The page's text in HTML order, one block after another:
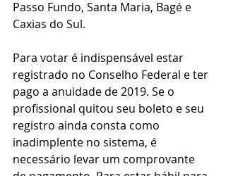
Passo Fundo, Santa Maria, Bagé e
Caxias do Sul.
Para votar é indispensável estar
registrado no Conselho Federal e ter
pago a anuidade de 2019. Se o
profissional quitou seu boleto e seu
registro ainda consta como
inadimplente no sistema, é
necessário levar um comprovante